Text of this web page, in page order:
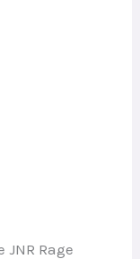
Rage